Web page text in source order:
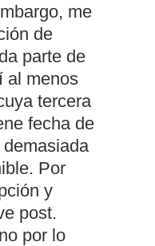
me
de
parte de
al menos
tercera
fecha de
Por
y
post.
por lo